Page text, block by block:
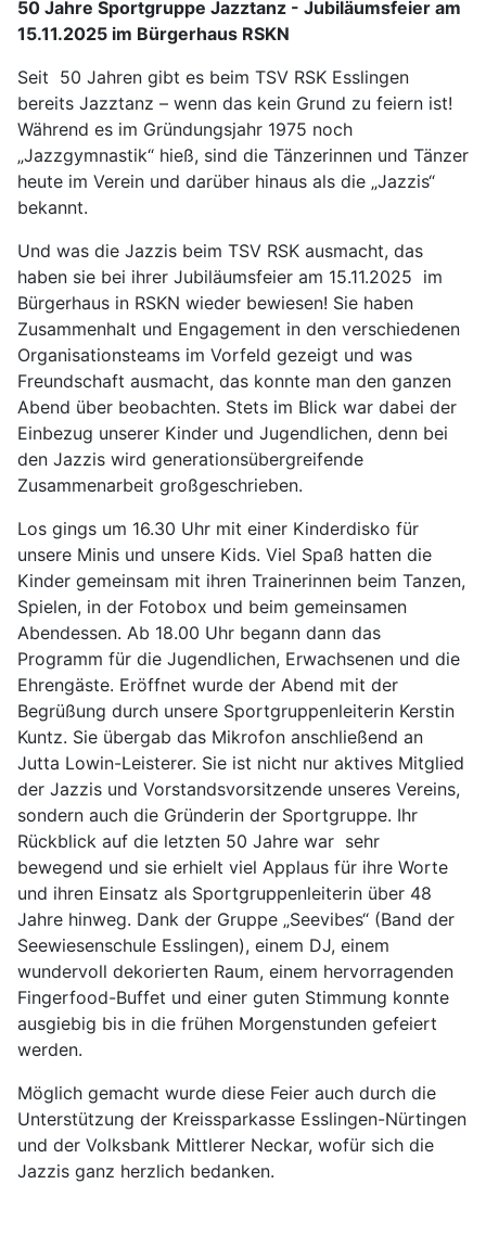
50 Jahre Sportgruppe Jazztanz - Jubiläumsfeier am
15.11.2025 im Bürgerhaus RSKN
Seit 50 Jahren gibt es beim TSV RSK Esslingen
bereits Jazztanz – wenn das kein Grund zu feiern ist!
Während es im Gründungsjahr 1975 noch
„Jazzgymnastik“ hieß, sind die Tänzerinnen und Tänzer
heute im Verein und darüber hinaus als die „Jazzis“
bekannt.
Und was die Jazzis beim TSV RSK ausmacht, das
haben sie bei ihrer Jubiläumsfeier am 15.11.2025 im
Bürgerhaus in RSKN wieder bewiesen! Sie haben
Zusammenhalt und Engagement in den verschiedenen
Organisationsteams im Vorfeld gezeigt und was
Freundschaft ausmacht, das konnte man den ganzen
Abend über beobachten. Stets im Blick war dabei der
Einbezug unserer Kinder und Jugendlichen, denn bei
den Jazzis wird generationsübergreifende
Zusammenarbeit großgeschrieben.
Los gings um 16.30 Uhr mit einer Kinderdisko für
unsere Minis und unsere Kids. Viel Spaß hatten die
Kinder gemeinsam mit ihren Trainerinnen beim Tanzen,
Spielen, in der Fotobox und beim gemeinsamen
Abendessen. Ab 18.00 Uhr begann dann das
Programm für die Jugendlichen, Erwachsenen und die
Ehrengäste. Eröffnet wurde der Abend mit der
Begrüßung durch unsere Sportgruppenleiterin Kerstin
Kuntz. Sie übergab das Mikrofon anschließend an
Jutta Lowin-Leisterer. Sie ist nicht nur aktives Mitglied
der Jazzis und Vorstandsvorsitzende unseres Vereins,
sondern auch die Gründerin der Sportgruppe. Ihr
Rückblick auf die letzten 50 Jahre war sehr
bewegend und sie erhielt viel Applaus für ihre Worte
und ihren Einsatz als Sportgruppenleiterin über 48
Jahre hinweg. Dank der Gruppe „Seevibes“ (Band der
Seewiesenschule Esslingen), einem DJ, einem
wundervoll dekorierten Raum, einem hervorragenden
Fingerfood-Buffet und einer guten Stimmung konnte
ausgiebig bis in die frühen Morgenstunden gefeiert
werden.
Möglich gemacht wurde diese Feier auch durch die
Unterstützung der Kreissparkasse Esslingen-Nürtingen
und der Volksbank Mittlerer Neckar, wofür sich die
Jazzis ganz herzlich bedanken.